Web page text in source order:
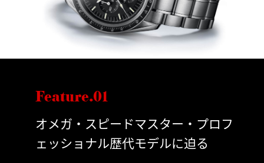
Feature.01
オメガ・スピードマスター・プロフ
ェッショナル歴代モデルに迫る